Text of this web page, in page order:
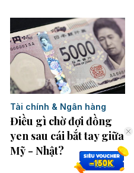
Tài chính & Ngân hàng
Điều gì chờ đợi đồng
yen sau cái bắt tay giữa
Mỹ - Nhật?